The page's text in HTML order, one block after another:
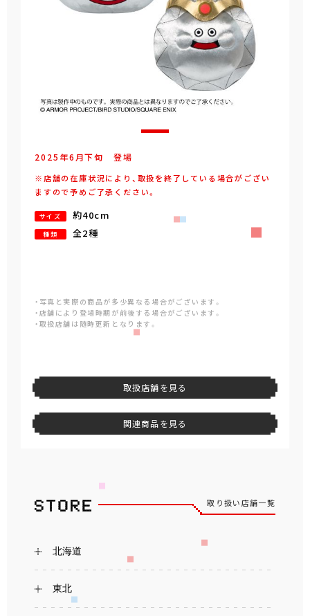
2025年6 月下旬 登場
※店舗の在庫状況により、取扱を終了している場合がござい
ますので予めご了承ください。
サイズ 約40cm
種類 全2種
・写真と実際の商品が多少異なる場合がございます。
・店舗により登場時期が前後する場合がございます。
・取扱店舗は随時更新となります。
取扱店舗を見る
関連商品を見る
取り扱い店舗一覧
北海道
東北